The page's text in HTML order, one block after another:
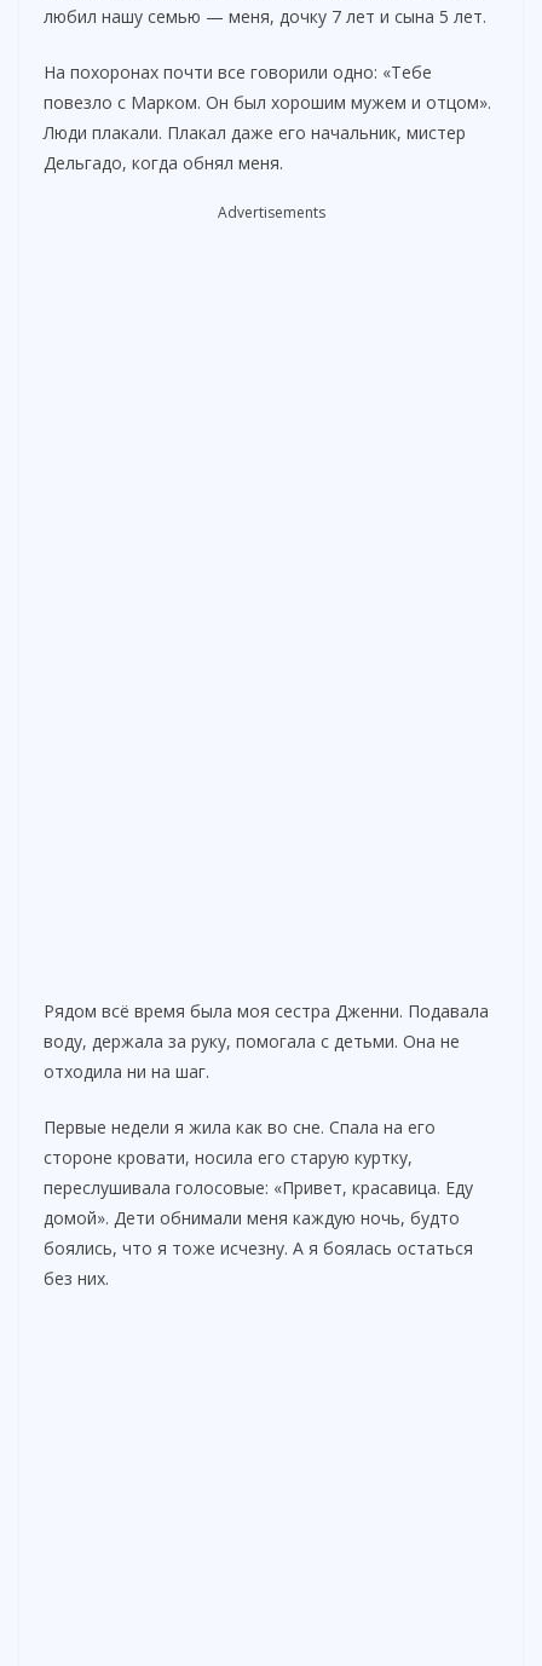
любил нашу семью — меня, дочку 7 лет и сына 5 лет.
На похоронах почти все говорили одно: «Тебе
повезло с Марком. Он был хорошим мужем и отцом».
Люди плакали. Плакал даже его начальник, мистер
Дельгадо, когда обнял меня.
Advertisements
Рядом всё время была моя сестра Дженни. Подавала
воду, держала за руку, помогала с детьми. Она не
отходила ни на шаг.
Первые недели я жила как во сне. Спала на его
стороне кровати, носила его старую куртку,
переслушивала голосовые: «Привет, красавица. Еду
домой». Дети обнимали меня каждую ночь, будто
боялись, что я тоже исчезну. А я боялась остаться
без них.